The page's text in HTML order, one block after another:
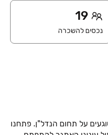
19
נכסים להשכרה
על תחום הנדל"ן. פתחנו